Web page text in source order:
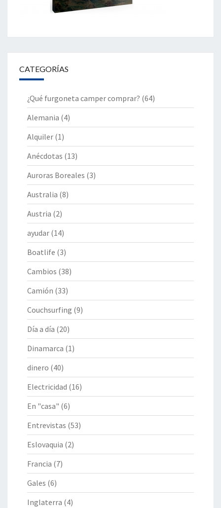
CATEGORÍAS
¿Qué furgoneta camper comprar? (64)
Alemania (4)
Alquiler (1)
Anécdotas (13)
Auroras Boreales (3)
Australia (8)
Austria (2)
ayudar (14)
Boatlife (3)
Cambios (38)
Camión (33)
Couchsurfing (9)
Día a día (20)
Dinamarca (1)
dinero (40)
Electricidad (16)
En "casa" (6)
Entrevistas (53)
Eslovaquia (2)
Francia (7)
Gales (6)
Inglaterra (4)